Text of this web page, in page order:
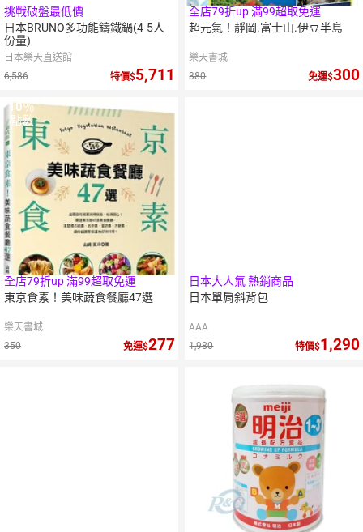
挑戰破盤最低價
日本BRUNO多功能鑄鐵鍋(4-5人
份量)
日本樂天直送館
6,586
特價 5,711
全店79折up 滿99超取免運
超元氣！靜岡.富士山.伊豆半島
樂天書城
380
免運 300
10％
點數
全店79折up 滿99超取免運
東京食素！美味蔬食餐廳47選
樂天書城
350
免運 277
日本大人氣 熱銷商品
日本單肩斜背包
AAA
1,980
特價 1,290